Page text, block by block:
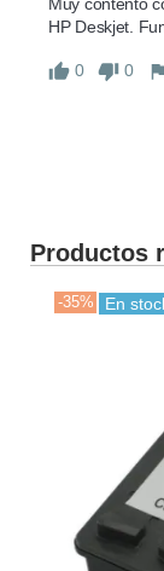
Muy contento
HP Deskjet.
0 0
Productos
-35% En